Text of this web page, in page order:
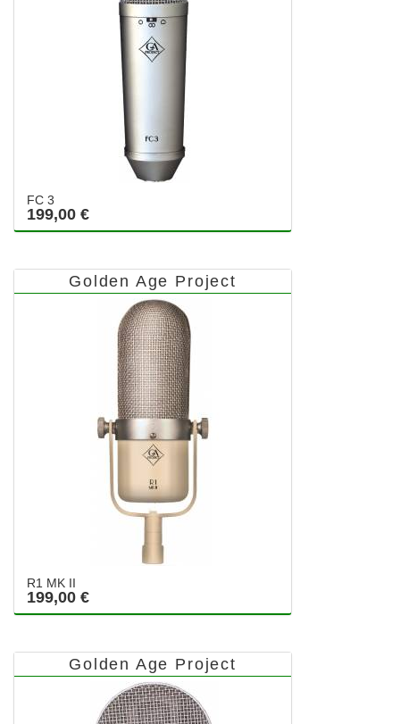
FC 3
199,00 €
Golden Age Project
R1 MK II
199,00 €
Golden Age Project